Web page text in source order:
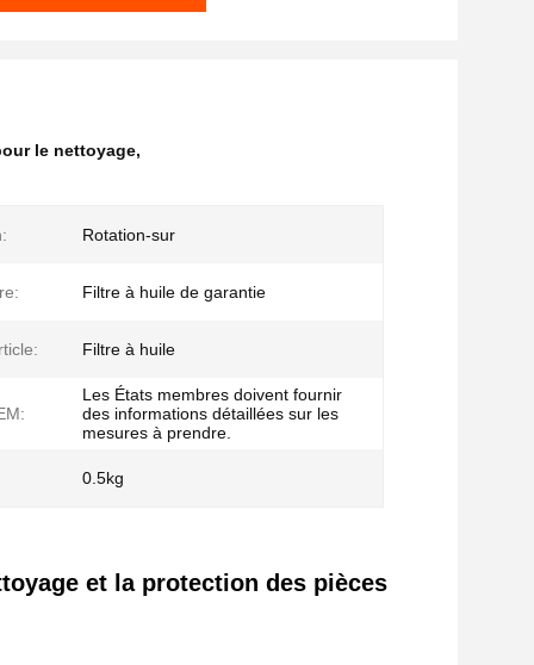
le nettoyage,
Rotation-sur
Filtre à huile de garantie
Filtre à huile
Les États membres doivent fournir
des informations détaillées sur les
mesures à prendre.
0.5kg
et la protection des pièces